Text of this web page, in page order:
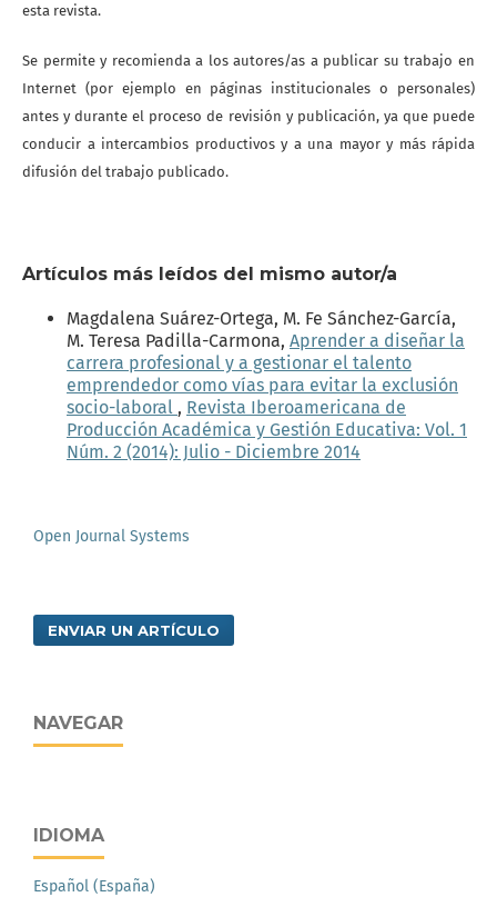
esta revista.
Se permite y recomienda a los autores/as a publicar su trabajo en
Internet (por ejemplo en páginas institucionales o personales)
antes y durante el proceso de revisión y publicación, ya que puede
conducir a intercambios productivos y a una mayor y más rápida
difusión del trabajo publicado.
Artículos más leídos del mismo autor/a
Magdalena Suárez-Ortega, M. Fe Sánchez-García,
M. Teresa Padilla-Carmona, Aprender a diseñar la
carrera profesional y a gestionar el talento
emprendedor como vías para evitar la exclusión
socio-laboral , Revista Iberoamericana de
Producción Académica y Gestión Educativa: Vol. 1
Núm. 2 (2014): Julio - Diciembre 2014
Open Journal Systems
ENVIAR UN ARTÍCULO
NAVEGAR
IDIOMA
Español (España)